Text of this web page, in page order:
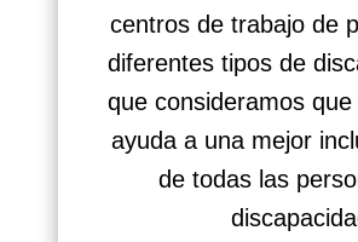
centros de trabajo de
diferentes tipos de
que consideramos que
ayuda a una mejor
de todas las